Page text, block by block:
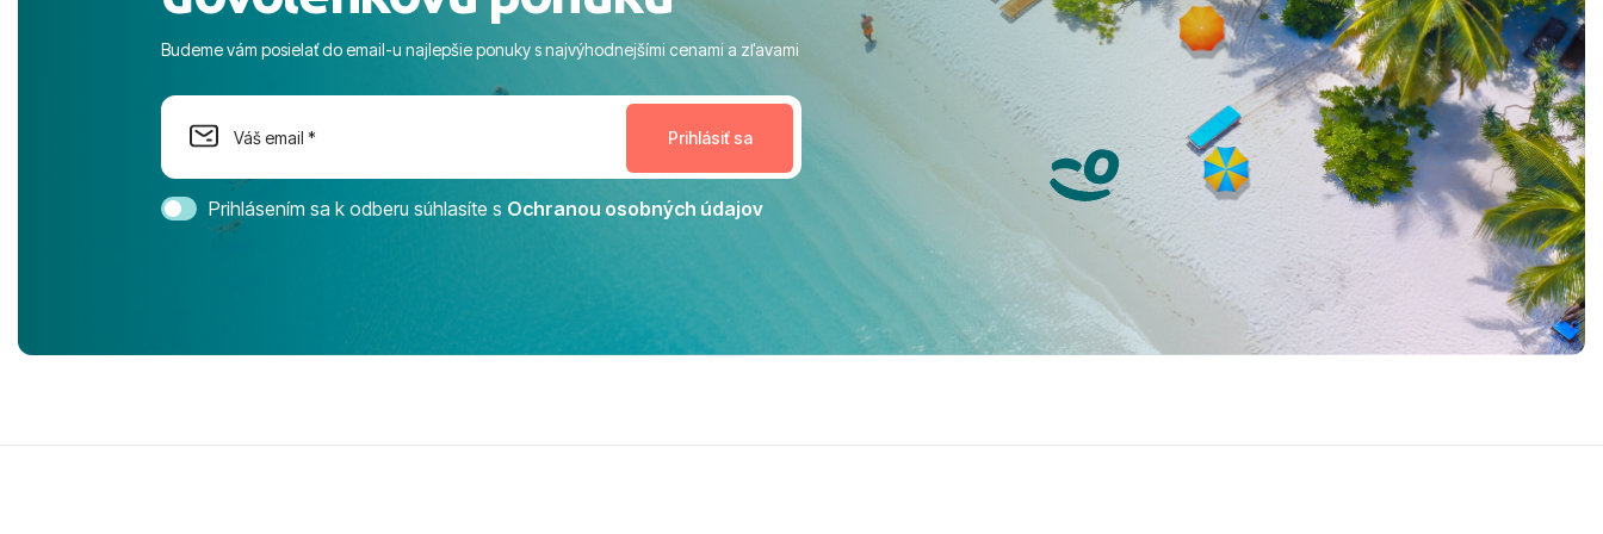
more. ​Program: Skvelé animácie a
na moment nenudil, no zároveň bol
dostatok priestoru na dokonalý relax. ​
Magic Life Jacaranda môžeme s čistým
svedomím odporučiť každému, kto hľadá
bezstarostnú dovolenku na vysokej
úrovni. Všetko bolo zabezpečené na
tešíme, kam s nami vyrazíte nabudúce!
Ďakujeme za skvelé spomienky. ​S
pozdravom a prianím mnohých ďalších
Budeme vám posielať do email-u najlepšie ponuky s najvýhodnejšími cenami a zľavami
Prihlásením sa k odberu súhlasíte s Ochranou osobných údajov